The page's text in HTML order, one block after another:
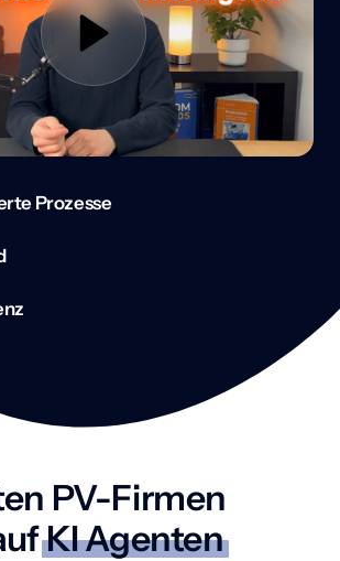
Prozesse
PV-Firmen
KI Agenten